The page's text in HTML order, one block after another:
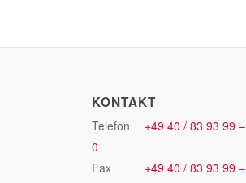
KONTAKT
Telefon
+49 40 / 83 93 99 –
0
Fax
+49 40 / 83 93 99 –